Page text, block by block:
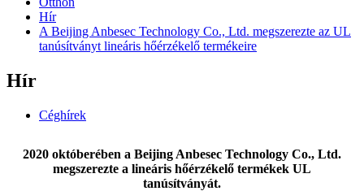
Hír
A Beijing Anbesec Technology Co., Ltd. megszerezte az UL
tanúsítványt lineáris hőérzékelő termékeire
Hír
Céghírek
2020 októberében a Beijing Anbesec Technology Co., Ltd.
megszerezte a lineáris hőérzékelő termékek UL
tanúsítványát.